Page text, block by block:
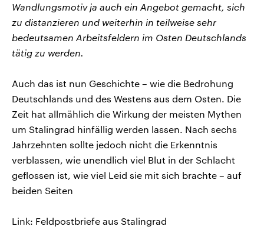
Wandlungsmotiv ja auch ein Angebot gemacht, sich
zu distanzieren und weiterhin in teilweise sehr
bedeutsamen Arbeitsfeldern im Osten Deutschlands
tätig zu werden.
Auch das ist nun Geschichte – wie die Bedrohung
Deutschlands und des Westens aus dem Osten. Die
Zeit hat allmählich die Wirkung der meisten Mythen
um Stalingrad hinfällig werden lassen. Nach sechs
Jahrzehnten sollte jedoch nicht die Erkenntnis
verblassen, wie unendlich viel Blut in der Schlacht
geflossen ist, wie viel Leid sie mit sich brachte – auf
beiden Seiten
Link: Feldpostbriefe aus Stalingrad